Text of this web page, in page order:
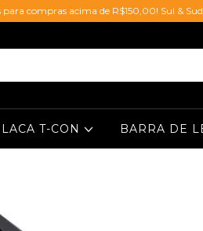
compras acima de R$150,00! Sul &
T-CON BARRA DE